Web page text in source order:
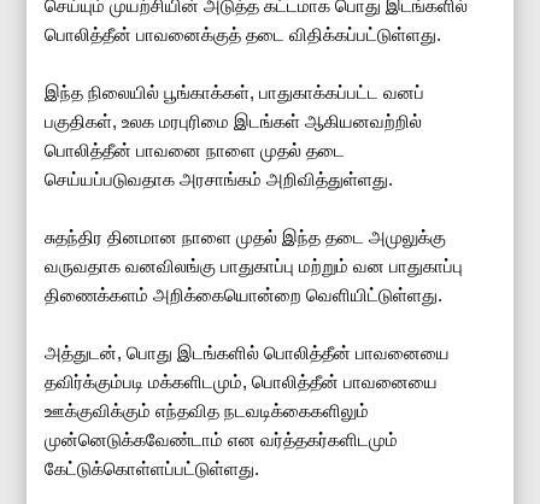
செய்யும் முயற்சியின் அடுத்த கட்டமாக பொது இடங்களில்
பொலித்தீன் பாவனைக்குத் தடை விதிக்கப்பட்டுள்ளது.
இந்த நிலையில் பூங்காக்கள், பாதுகாக்கப்பட்ட வனப்
பகுதிகள், உலக மரபுரிமை இடங்கள் ஆகியனவற்றில்
பொலித்தீன் பாவனை நாளை முதல் தடை
செய்யப்படுவதாக அரசாங்கம் அறிவித்துள்ளது.
சுதந்திர தினமான நாளை முதல் இந்த தடை அமுலுக்கு
வருவதாக வனவிலங்கு பாதுகாப்பு மற்றும் வன பாதுகாப்பு
திணைக்களம் அறிக்கையொன்றை வெளியிட்டுள்ளது.
அத்துடன், பொது இடங்களில் பொலித்தீன் பாவனையை
தவிர்க்கும்படி மக்களிடமும், பொலித்தீன் பாவனையை
ஊக்குவிக்கும் எந்தவித நடவடிக்கைகளிலும்
முன்னெடுக்கவேண்டாம் என வர்த்தகர்களிடமும்
கேட்டுக்கொள்ளப்பட்டுள்ளது.